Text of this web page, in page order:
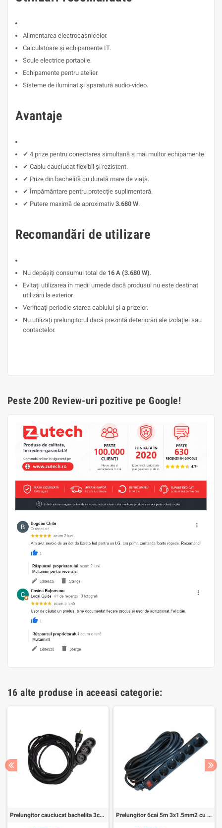
Alimentarea electrocasnicelor.
Calculatoare și echipamente IT.
Scule electrice portabile.
Echipamente pentru atelier.
Sisteme de iluminat și aparatură audio-video.
Avantaje
✔ 4 prize pentru conectarea simultană a mai multor echipamente.
✔ Cablu cauciucat flexibil și rezistent.
✔ Prize din bachelită cu durată mare de viață.
✔ Împământare pentru protecție suplimentară.
✔ Putere maximă de aproximativ 3.680 W.
Recomandări de utilizare
Nu depășiți consumul total de 16 A (3.680 W).
Evitați utilizarea în medii umede dacă produsul nu este destinat
utilizării la exterior.
Verificați periodic starea cablului și a prizelor.
Nu utilizați prelungitorul dacă prezintă deteriorări ale izolației sau
contactelor.
Peste 200 Review-uri pozitive pe Google!
16 alte produse in aceeasi categorie:
Prelungitor cauciucat bachelita 3cai 10m 3x1.5mm2 negru Prelungitor 6cai 5m 3x1.5mm2 cu intr negru Alien